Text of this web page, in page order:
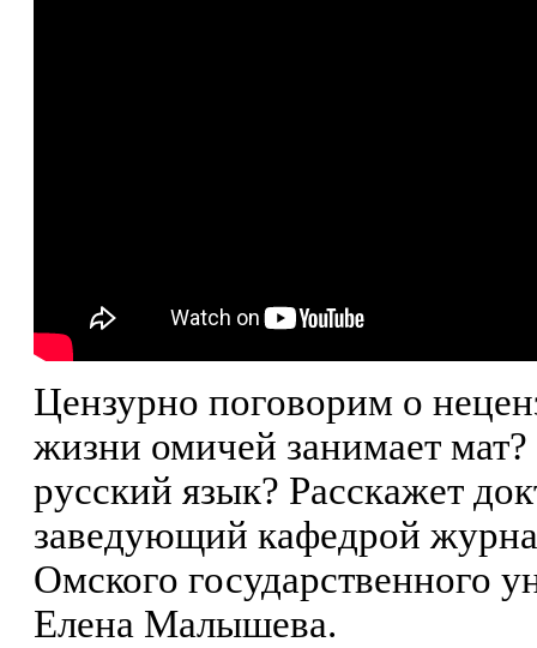
Цензурно поговорим о
жизни омичей занимает
русский язык? Расскажет
заведующий кафедрой
Омского государственного
Елена Малышева.